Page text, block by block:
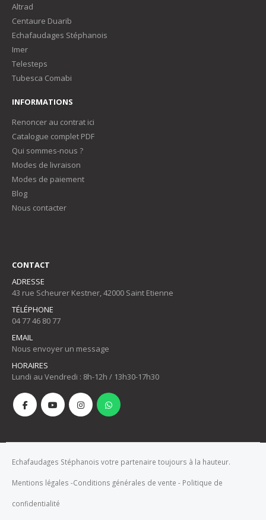
Altrad
Centaure Duarib
Echafaudages Stéphanois
Imer
Telesteps
Tubesca Comabi
INFORMATIONS
Renoncer au contrat ici
Catalogue complet PDF
Qui sommes-nous ?
Modes de livraison
Modes de paiement
Blog
Nous contacter
CONTACT
ADRESSE
43 rue Scheurer Kestner, 42000 Saint Etienne
TÉLÉPHONE
04 77 46 80 77
EMAIL
Nous envoyer un message
HORAIRES
Lundi au Vendredi : 8h-12h / 13h30-17h30
Echafaudages Stéphanois votre partenaire toujours à la hauteur.
Mentions légales -Conditions générales de vente - Politique de
confidentialité